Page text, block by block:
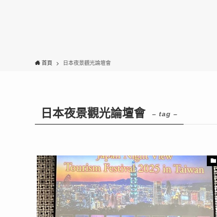
首頁 日本夜景觀光論壇會
日本夜景觀光論壇會 – tag –